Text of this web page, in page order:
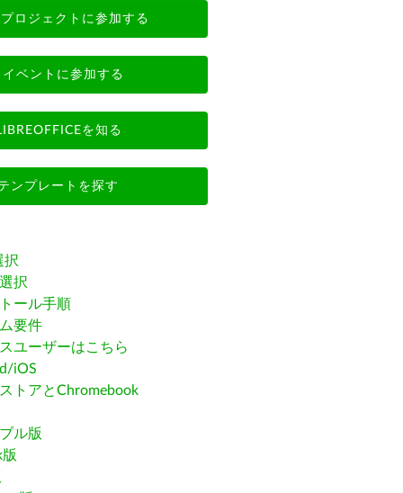
プロジェクトに参加する
イベントに参加する
を知る
ンプレートを探す
択
択
ール手順
要件
ユーザーはこちら
iOS
トアとChromebook
ル版